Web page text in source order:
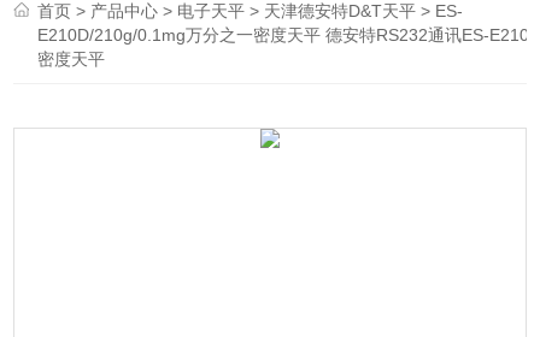
首页 > 产品中心 > 电子天平 > 天津德安特D&T天平 > ES-
E210D/210g/0.1mg万分之一密度天平 德安特RS232通讯ES-
密度天平